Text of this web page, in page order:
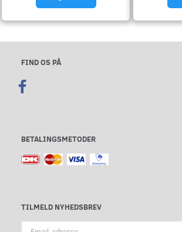
FIND OS PÅ
BETALINGSMETODER
TILMELD NYHEDSBREV